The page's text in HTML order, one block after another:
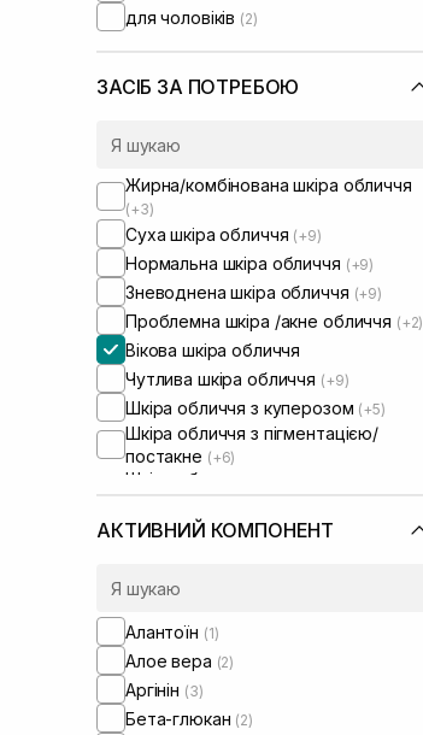
для чоловіків (2)
ЗАСІБ ЗА ПОТРЕБОЮ
Жирна/комбінована шкіра обличчя
(+3)
Суха шкіра обличчя (+9)
Нормальна шкіра обличчя (+9)
Зневоднена шкіра обличчя (+9)
Проблемна шкіра /акне обличчя (+2)
Вікова шкіра обличчя
Чутлива шкіра обличчя (+9)
Шкіра обличчя з куперозом (+5)
Шкіра обличчя з пігментацією/
постакне (+6)
Шкіра обличчя з розширеними
порами
Шкіра обличчя з порушеним
мікробіомом
Зволожуючі сироватки для
обличчя(+1)
АКТИВНИЙ КОМПОНЕНТ
Алантоїн (1)
Алое вера (2)
Аргінін (3)
Бета-глюкан (2)